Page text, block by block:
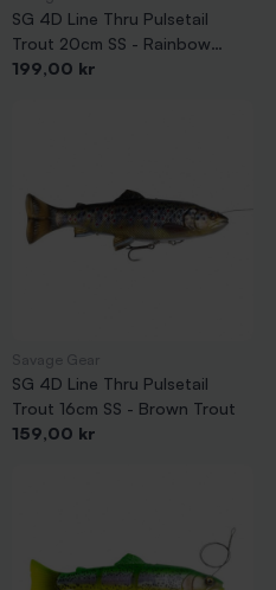
SG 4D Line Thru Pulsetail
Trout 20cm SS - Rainbow
Trout
Pris
199,00 kr
SG 4D Line Thru Pulsetail
Trout 16cm SS - Brown Trout
Pris
159,00 kr